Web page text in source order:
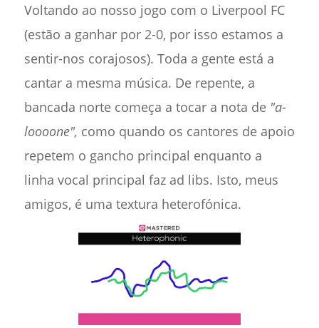
Voltando ao nosso jogo com o Liverpool FC
(estão a ganhar por 2-0, por isso estamos a
sentir-nos corajosos). Toda a gente está a
cantar a mesma música. De repente, a
bancada norte começa a tocar a nota de "a-
loooone", como quando os cantores de apoio
repetem o gancho principal enquanto a
linha vocal principal faz ad libs. Isto, meus
amigos, é uma textura heterofónica.